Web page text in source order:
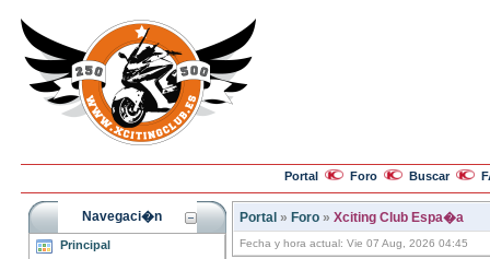
Portal Foro Buscar
Navegaci�n
Principal
Portal » Foro » Xciting Club Espa�a
Fecha y hora actual: Vie 07 Aug, 2026 04:45